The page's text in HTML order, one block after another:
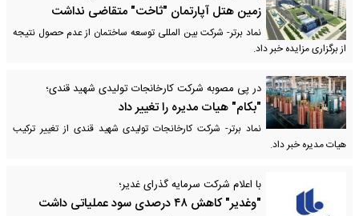
زمین هتل آپارتمان "ثاخت" متقاضی نداشت
نماد برتر- شرکت بین المللی توسعه ساختمان از عدم حصول نتیجه
از برگزاری مزایده خبر داد.
در پی مصوبه شرکت کارخانجات تولیدی شهید قندی؛
"بکام" هیات مدیره را تغییر داد
نماد برتر- شرکت کارخانجات تولیدی شهید قندی از تغییر ترکیب
هیات مدیره خبر داد.
با اعلام شرکت سرمایه گذرای غدیر؛
"وغدیر" کاهش ۴۸ درصدی سود عملیاتی داشت